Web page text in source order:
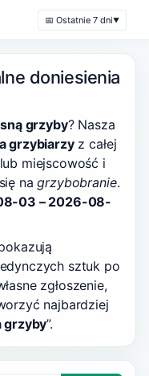
📅 Ostatnie 7 dni▼
doniesienia
grzyby? Nasza
grzybiarzyz całej
miejscowość i
nagrzybobranie.
03 – 2026-08-
sztuk po
zgłoszenie,
najbardziej
grzyby”.